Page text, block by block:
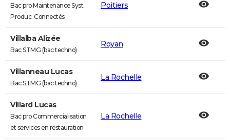
Bac pro Maintenance Syst.
Produc. Connectés
Poitiers
Villalba Alizée
Bac STMG (bac techno)
Royan
Villanneau Lucas
Bac STMG (bac techno)
La Rochelle
Villard Lucas
Bac pro Commercialisation
et services en restauration
La Rochelle